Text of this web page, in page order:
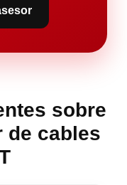
sobre
de cables